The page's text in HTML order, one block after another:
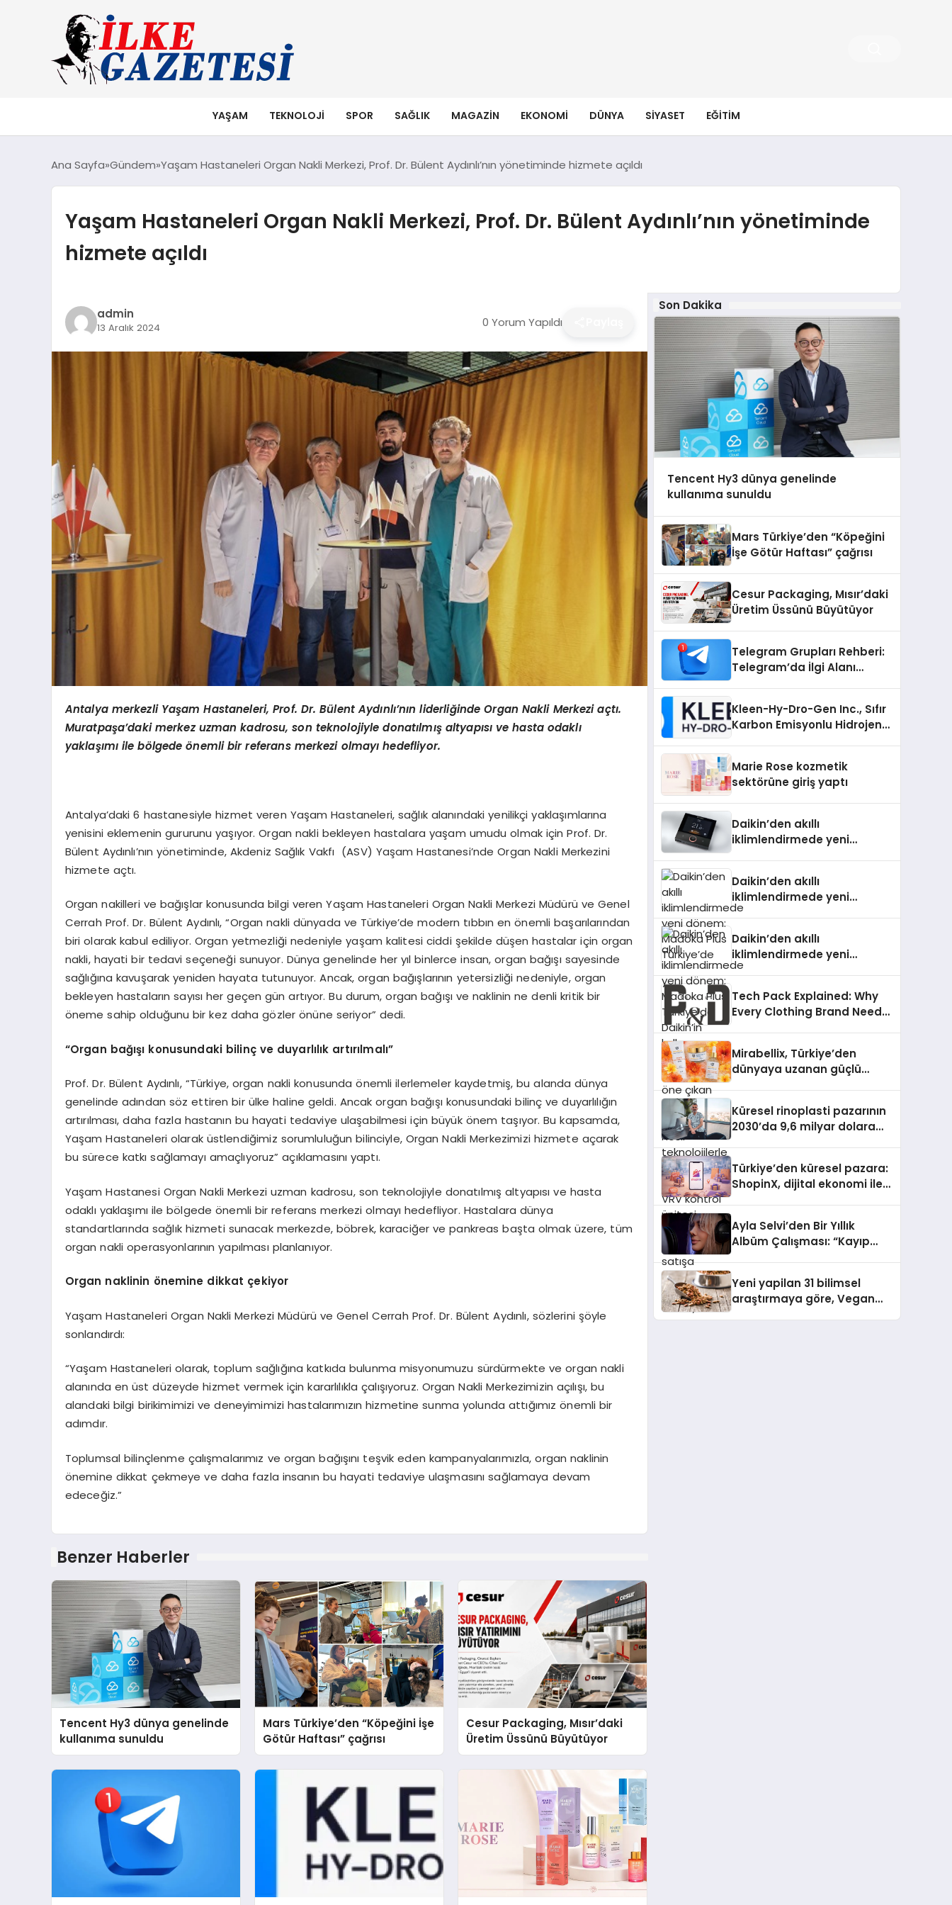
YAŞAM TEKNOLOJI SPOR SAĞLIK MAGAZIN EKONOMI DÜNYA SIYASET EĞITIM
Ana Sayfa Gündem Yaşam Hastaneleri Organ Nakli Merkezi, Prof. Dr. Bülent Aydınlı’nın yönetiminde hizmete açıldı
Yaşam Hastaneleri Organ Nakli Merkezi, Prof. Dr. Bülent Aydınlı’nın yönetiminde
hizmete açıldı
admin
13 Aralık 2024 0 Yorum Yapıldı
Antalya merkezli Yaşam Hastaneleri, Prof. Dr. Bülent Aydınlı’nın liderliğinde Organ Nakli Merkezi açtı.
Muratpaşa’daki merkez uzman kadrosu, son teknolojiyle donatılmış altyapısı ve hasta odaklı
yaklaşımı ile bölgedeönemli bir referans merkezi olmayı hedefliyor.
Antalya’daki 6 hastanesiyle hizmet veren Yaşam Hastaneleri, sağlık alanındaki yenilikçi yaklaşımlarına
yenisini eklemenin gururunu yaşıyor. Organ nakli bekleyen hastalara yaşam umudu olmak için Prof. Dr.
Bülent Aydınlı’nın yönetiminde, Akdeniz Sağlık Vakfı (ASV) Yaşam Hastanesi’nde Organ Nakli Merkezini
hizmete açtı.
Organ nakilleri ve bağışlar konusunda bilgi veren Yaşam Hastaneleri Organ Nakli Merkezi Müdürü ve Genel
Cerrah Prof. Dr. Bülent Aydınlı, “Organ nakli dünyada ve Türkiye’de modern tıbbın en önemli başarılarından
biri olarak kabul ediliyor. Organ yetmezliği nedeniyle yaşam kalitesi ciddi şekilde düşen hastalar için organ
nakli, hayati bir tedavi seçeneği sunuyor. Dünya genelinde her yıl binlerce insan, organ bağışı sayesinde
sağlığına kavuşarak yeniden hayata tutunuyor. Ancak, organ bağışlarının yetersizliği nedeniyle, organ
bekleyen hastaların sayısı her geçen gün artıyor. Bu durum, organ bağışı ve naklinin ne denli kritik bir
öneme sahip olduğunu bir kez daha gözler önüne seriyor” dedi.
“Organ bağışı konusundaki bilinç ve duyarlılık artırılmalı”
Prof. Dr. Bülent Aydınlı, “Türkiye, organ nakli konusunda önemli ilerlemeler kaydetmiş, bu alanda dünya
genelinde adından söz ettiren bir ülke haline geldi. Ancak organ bağışı konusundaki bilinç ve duyarlılığın
artırılması, daha fazla hastanın bu hayati tedaviye ulaşabilmesi için büyük önem taşıyor. Bu kapsamda,
Yaşam Hastaneleri olarak üstlendiğimiz sorumluluğun bilinciyle, Organ Nakli Merkezimizi hizmete açarak
bu sürece katkı sağlamayı amaçlıyoruz” açıklamasını yaptı.
Yaşam Hastanesi Organ Nakli Merkezi uzman kadrosu, son teknolojiyle donatılmış altyapısı ve hasta
odaklı yaklaşımı ile bölgede önemli bir referans merkezi olmayı hedefliyor. Hastalara dünya
standartlarında sağlık hizmeti sunacak merkezde, böbrek, karaciğer ve pankreas başta olmak üzere, tüm
organ nakli operasyonlarının yapılması planlanıyor.
Organ naklinin önemine dikkat çekiyor
Yaşam Hastaneleri Organ Nakli Merkezi Müdürü ve Genel Cerrah Prof. Dr. Bülent Aydınlı, sözlerini şöyle
sonlandırdı:
“Yaşam Hastaneleri olarak, toplum sağlığına katkıda bulunma misyonumuzu sürdürmekte ve organ nakli
alanında en üst düzeyde hizmet vermek için kararlılıkla çalışıyoruz. Organ Nakli Merkezimizin açılışı, bu
alandaki bilgi birikimimizi ve deneyimimizi hastalarımızın hizmetine sunma yolunda attığımız önemli bir
adımdır.
Toplumsal bilinçlenme çalışmalarımız ve organ bağışını teşvik eden kampanyalarımızla, organ naklinin
önemine dikkat çekmeye ve daha fazla insanın bu hayati tedaviye ulaşmasını sağlamaya devam
edeceğiz.”
Benzer Haberler
Tencent Hy3 dünya genelinde
kullanıma sunuldu
Mars Türkiye’den “Köpeğini İşe
Götür Haftası” çağrısı
Cesur Packaging, Mısır’daki
Üretim Üssünü Büyütüyor
Son Dakika
Tencent Hy3 dünya genelinde
kullanıma sunuldu
Mars Türkiye’den “Köpeğini
İşe Götür Haftası” çağrısı
Cesur Packaging, Mısır’daki
Üretim Üssünü Büyütüyor
Telegram Grupları Rehberi:
Telegram’da İlgi Alanı
Kleen-Hy-Dro-Gen Inc., Sıfır
Karbon Emisyonlu Hidrojen
Aldı
Marie Rose kozmetik
sektörüne giriş yaptı
Daikin’den akıllı
iklimlendirmede yeni
Daikin’den akıllı
iklimlendirmede yeni
dönem: Madoka Plus
Daikin’den akıllı
iklimlendirmede yeni
dönem: Madoka Plus
dostu tasarımıyla öne çıkan
Madoka ailesinin yeni nesil
teknolojilerle donatılmış son
modeli VRV kontrol ünitesi
Madoka Plus Türkiye’de
satışa sunuldu. Tam
dokunmatik ekranı, mobil
uygulama desteği ve akıllı
sensör entegrasyonu
daha kolay, konforlu ve
verimli hale getiriyor. Enerji
verimliliğini artırırken
modern yaşam alanlarında
teknolojiyi estetik ile bulu
Tech Pack Explained: Why
Every Clothing Brand Needs
Mirabellix, Türkiye’den
dünyaya uzanan güçlü
Küresel rinoplasti pazarının
2030’da 9,6 milyar dolara
Türkiye’den küresel pazara:
ShopinX, dijital ekonomi ile
Ayla Selvi’den Bir Yıllık
Albüm Çalışması: “Kayıp
Yeni yapilan 31 bilimsel
araştırmaya göre, Vegan